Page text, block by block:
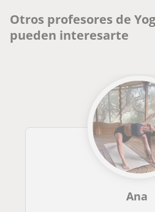
Otros profesores de
pueden interesarte
Ana